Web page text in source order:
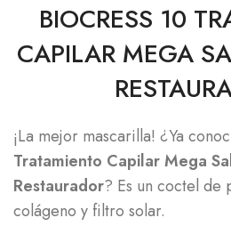
BIOCRESS 10
CAPILAR MEGA
¡La mejor mascarilla! ¿Ya
Tratamiento Capilar Mega
Restaurador? Es un coctel de
colágeno y filtro solar.